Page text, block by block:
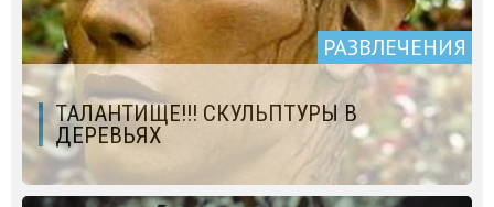
РАЗВЛЕЧЕНИЯ
ТАЛАНТИЩЕ!!! СКУЛЬПТУРЫ В
ДЕРЕВЬЯХ